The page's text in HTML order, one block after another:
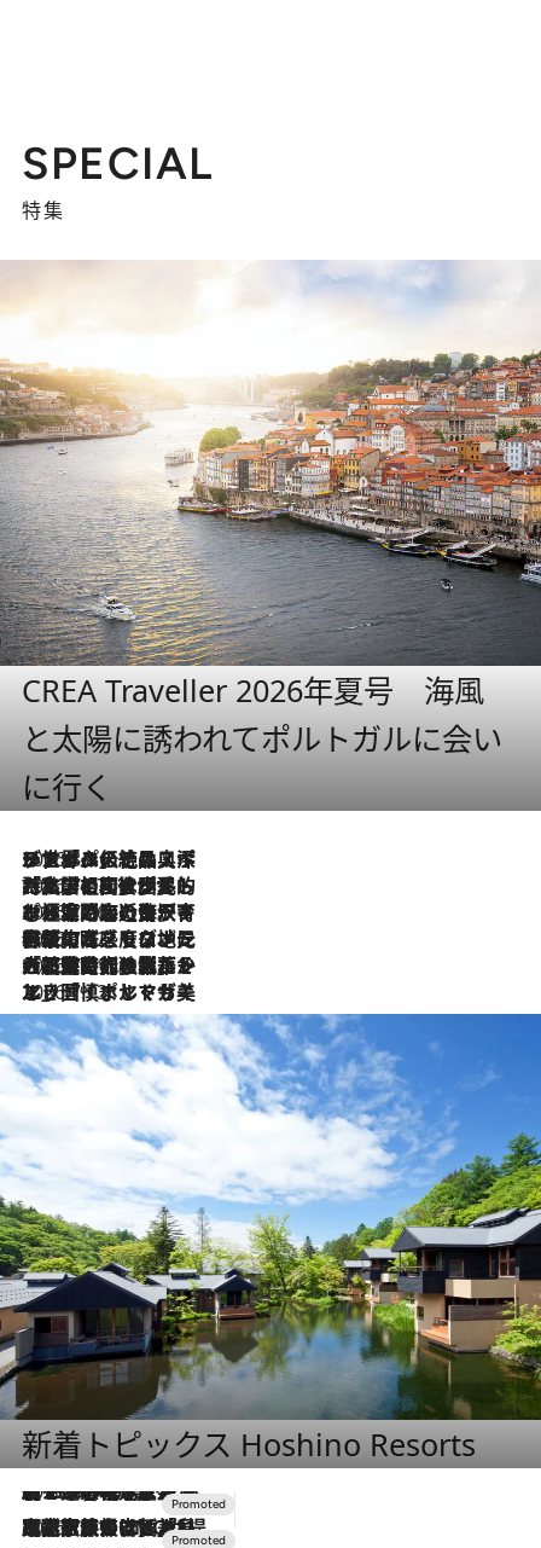
SPECIAL
特集
CREA Traveller 2026年夏号 海風
と太陽に誘われてポルトガルに会い
に行く
2026.8.8
リスボンの絶品スイーツ「パステル・デ・ナタ」とは？ポルトガル伝統の奥深い世界へ
2026.7.27
「私の祖国はポルトガル語です」国民的詩人フェルナンド・ペソアと、彼が愛した文学の街を歩く
2026.7.26
ポルトガル近海が育む極上の海の幸。キリリと冷えた白ワインと愉しむ、シーフード専門店の贅沢
2026.7.22
伝統の味をモダンに昇華。高感度な地元客が集う、リスボンの最旬ガストロノミー
2026.7.21
大航海時代の栄華から、震災、独裁、そして革命へ。ポルトガル・首都リスボンの石畳に刻まれた「歴史の光と影」
2026.7.13
エッセイ・ヤマザキマリ「慎ましくも美しき国 ポルトガル」
新着トピックス Hoshino Resorts
2026.8.7
【トンボの足水浴】ヒノキの香りに包まれて涼感マックス！約13℃の湧水かけ流しを避暑地「星野温泉 トンボの湯」で体験
2026.7.31
【ホテル帰省】という選択肢をOMOが提案。家族とほどよい距離を保つには「昼は実家、夜は気兼ねなくホテルで！」